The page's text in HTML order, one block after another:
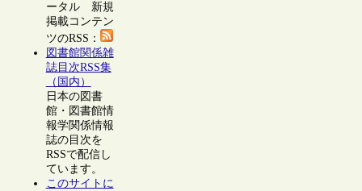
ータル 新規
掲載コンテン
ツのRSS：
図書館関係雑
誌目次RSS集
（国内）
日本の図書
館・図書館情
報学関係情報
誌の目次を
RSSで配信し
ています。
このサイトに